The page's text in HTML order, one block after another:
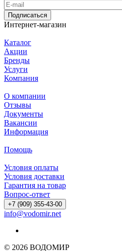
Подписаться
Интернет-магазин
Каталог
Акции
Бренды
Услуги
Компания
О компании
Отзывы
Документы
Вакансии
Информация
Помощь
Условия оплаты
Условия доставки
Гарантия на товар
Вопрос-ответ
+7 (909) 355-43-00
info@vodomir.net
© 2026 ВОДОМИР